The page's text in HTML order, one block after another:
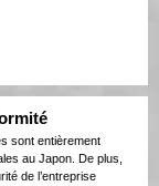
sont entièrement
au Japon. De plus,
de l’entreprise